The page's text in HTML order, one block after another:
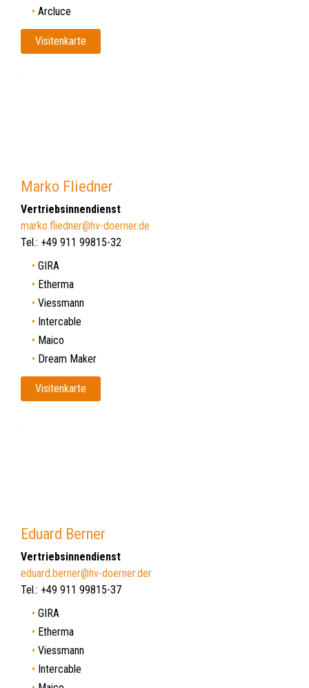
Arcluce
Visitenkarte
Marko Fliedner
Vertriebsinnendienst
marko.fliedner@hv-doerner.de
Tel.: +49 911 99815-32
GIRA
Etherma
Viessmann
Intercable
Maico
Dream Maker
Visitenkarte
Eduard Berner
Vertriebsinnendienst
eduard.berner@hv-doerner.der
Tel.: +49 911 99815-37
GIRA
Etherma
Viessmann
Intercable